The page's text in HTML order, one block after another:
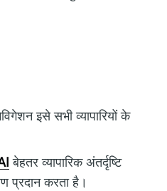
इसे सभी व्यापारियों के
बेहतर व्यापारिक अंतर्दृष्टि
प्रदान करता है।